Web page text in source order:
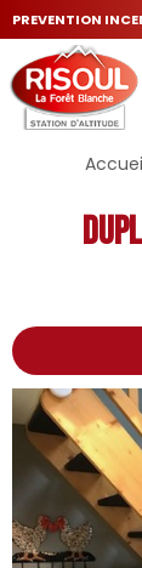
PREVENTION